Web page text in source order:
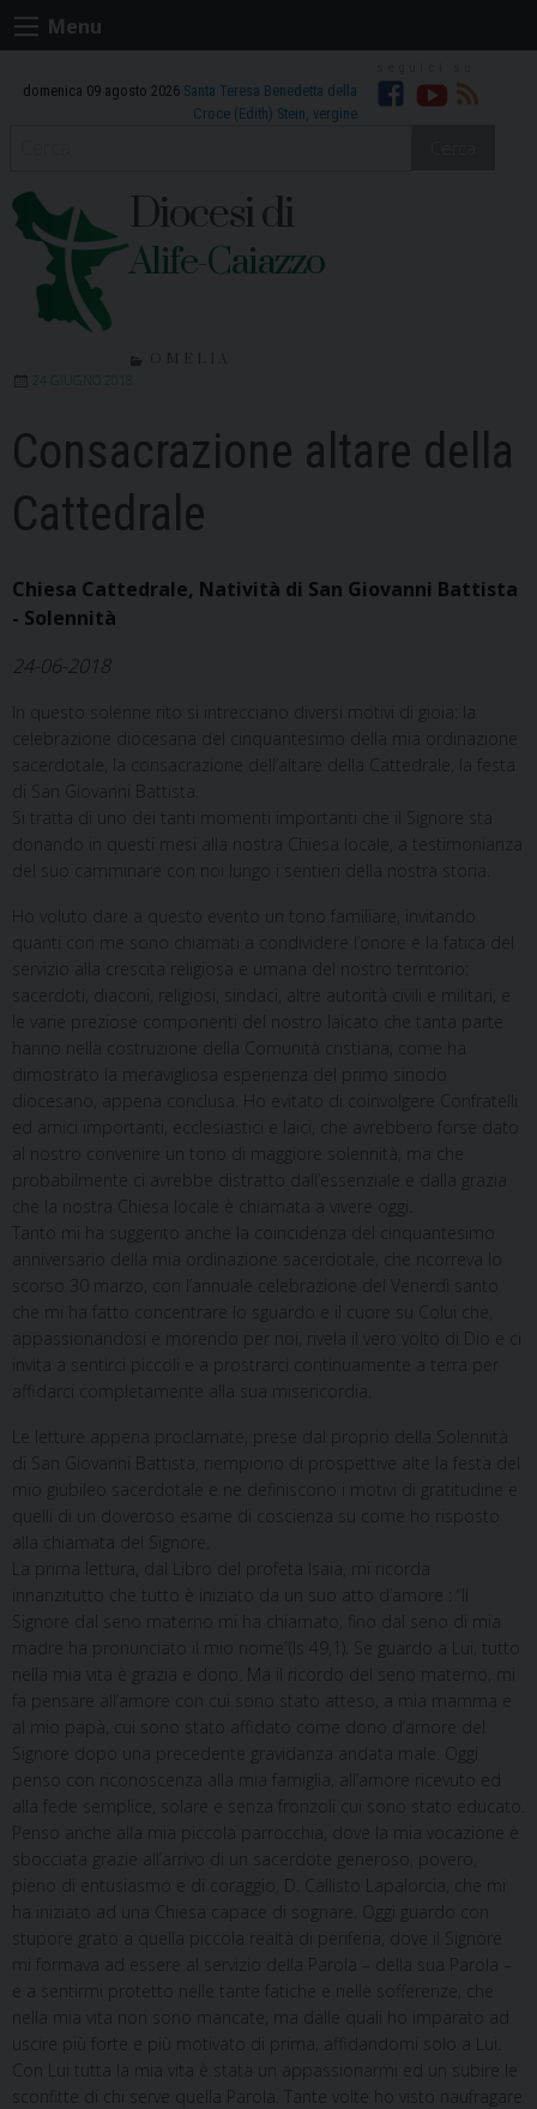
Skip
to
Menu
domenica 09 agosto 2026 Santa Teresa Benedetta della
Croce (Edith) Stein, vergine
Facebook
Youtube
RSS
Diocesi di
Alife-Caiazzo
24 GIUGNO 2018
Consacrazione altare della
Cattedrale
Chiesa Cattedrale, Natività di San Giovanni Battista
- Solennità
24-06-2018
In questo solenne rito si intrecciano diversi motivi di gioia: la
celebrazione diocesana del cinquantesimo della mia ordinazione
sacerdotale, la consacrazione dell’altare della Cattedrale, la festa
di San Giovanni Battista.
Si tratta di uno dei tanti momenti importanti che il Signore sta
donando in questi mesi alla nostra Chiesa locale, a testimonianza
del suo camminare con noi lungo i sentieri della nostra storia.
Ho voluto dare a questo evento un tono familiare, invitando
quanti con me sono chiamati a condividere l’onore e la fatica del
servizio alla crescita religiosa e umana del nostro territorio:
sacerdoti, diaconi, religiosi, sindaci, altre autorità civili e militari, e
le varie preziose componenti del nostro laicato che tanta parte
hanno nella costruzione della Comunità cristiana, come ha
dimostrato la meravigliosa esperienza del primo sinodo
diocesano, appena conclusa. Ho evitato di coinvolgere Confratelli
ed amici importanti, ecclesiastici e laici, che avrebbero forse dato
al nostro convenire un tono di maggiore solennità, ma che
probabilmente ci avrebbe distratto dall’essenziale e dalla grazia
che la nostra Chiesa locale è chiamata a vivere oggi.
Tanto mi ha suggerito anche la coincidenza del cinquantesimo
anniversario della mia ordinazione sacerdotale, che ricorreva lo
scorso 30 marzo, con l’annuale celebrazione del Venerdì santo
che mi ha fatto concentrare lo sguardo e il cuore su Colui che,
appassionandosi e morendo per noi, rivela il vero volto di Dio e ci
invita a sentirci piccoli e a prostrarci continuamente a terra per
affidarci completamente alla sua misericordia.
Le letture appena proclamate, prese dal proprio della Solennità
di San Giovanni Battista, riempiono di prospettive alte la festa del
mio giubileo sacerdotale e ne definiscono i motivi di gratitudine e
quelli di un doveroso esame di coscienza su come ho risposto
alla chiamata del Signore.
La prima lettura, dal Libro del profeta Isaia, mi ricorda
innanzitutto che tutto è iniziato da un suo atto d’amore : “Il
Signore dal seno materno mi ha chiamato, fino dal seno di mia
madre ha pronunciato il mio nome”(Is 49,1). Se guardo a Lui, tutto
nella mia vita è grazia e dono. Ma il ricordo del seno materno, mi
fa pensare all’amore con cui sono stato atteso, a mia mamma e
al mio papà, cui sono stato affidato come dono d’amore del
Signore dopo una precedente gravidanza andata male. Oggi
penso con riconoscenza alla mia famiglia, all’amore ricevuto ed
alla fede semplice, solare e senza fronzoli cui sono stato educato.
Penso anche alla mia piccola parrocchia, dove la mia vocazione è
sbocciata grazie all’arrivo di un sacerdote generoso, povero,
pieno di entusiasmo e di coraggio, D. Callisto Lapalorcia, che mi
ha iniziato ad una Chiesa capace di sognare. Oggi guardo con
stupore grato a quella piccola realtà di periferia, dove il Signore
mi formava ad essere al servizio della Parola – della sua Parola –
e a sentirmi protetto nelle tante fatiche e nelle sofferenze, che
nella mia vita non sono mancate, ma dalle quali ho imparato ad
uscire più forte e più motivato di prima, affidandomi solo a Lui.
Con Lui tutta la mia vita è stata un appassionarmi ed un subire le
sconfitte di chi serve quella Parola. Tante volte ho visto naufragare